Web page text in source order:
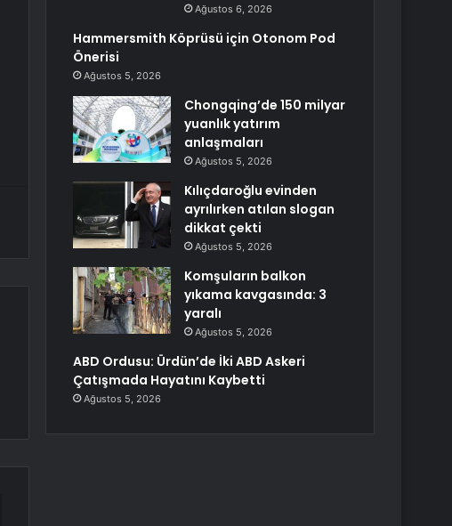
Ağustos 6, 2026
Hammersmith Köprüsü için Otonom Pod
Önerisi
Ağustos 5, 2026
Chongqing’de 150 milyar
yuanlık yatırım
anlaşmaları
Ağustos 5, 2026
Kılıçdaroğlu evinden
ayrılırken atılan slogan
dikkat çekti
Ağustos 5, 2026
Komşuların balkon
yıkama kavgasında: 3
yaralı
Ağustos 5, 2026
ABD Ordusu: Ürdün’de İki ABD Askeri
Çatışmada Hayatını Kaybetti
Ağustos 5, 2026